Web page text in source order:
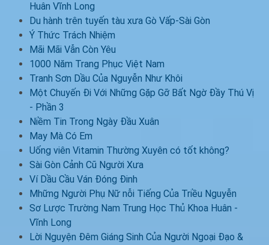
Huân Vĩnh Long
Du hành trên tuyến tàu xưa Gò Vấp-Sài Gòn
Ý Thức Trách Nhiệm
Mãi Mãi Vẫn Còn Yêu
1000 Năm Trang Phục Việt Nam
Tranh Sơn Dầu Của Nguyễn Như Khôi
Một Chuyến Đi Với Những Gặp Gỡ Bất Ngờ Đầy Thú Vị
- Phần 3
Niềm Tin Trong Ngày Đầu Xuân
May Mà Có Em
Uống viên Vitamin Thường Xuyên có tốt không?
Sài Gòn Cảnh Cũ Người Xưa
Ví Dầu Cầu Ván Đóng Đinh
Mhững Người Phụ Nữ nỗi Tiếng Của Triều Nguyễn
Sơ Lược Trường Nam Trung Học Thủ Khoa Huân -
Vĩnh Long
Lời Nguyện Đêm Giáng Sinh Của Người Ngoại Đạo &